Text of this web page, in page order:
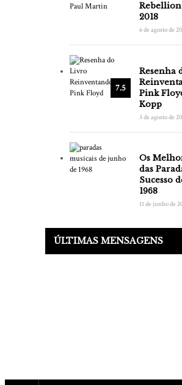
2018
6 de agosto de
7.5
Resenha
Pink
Kopp
3 de agosto de
Os
das
Sucesso
1968
11 de junho de
ÚLTIMAS MENSAGENS